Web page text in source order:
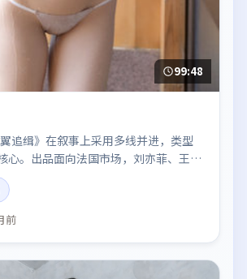
99:48
追缉》在叙事上采用多线并进，类型
心。出品面向法国市场，刘亦菲、王
角色推动关键反转，结尾留白引发讨
前